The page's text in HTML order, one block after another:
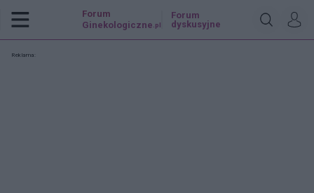
Forum
Ginekologiczne .pl
Forum
dyskusyjne
Reklama: